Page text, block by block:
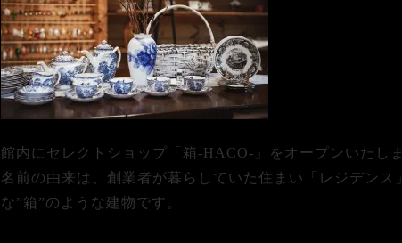
館内にセレクトショップ「箱-HACO-」をオープンいたし
名前の由来は、創業者が暮らしていた住まい「レジデンス
な”箱”のような建物です。